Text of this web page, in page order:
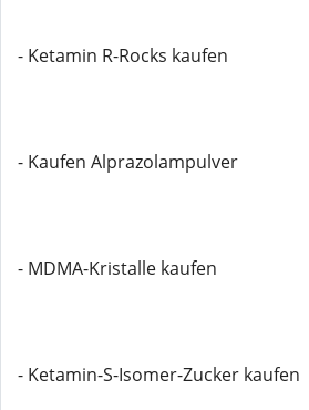
- Ketamin R-Rocks kaufen
- Kaufen Alprazolampulver
- MDMA-Kristalle kaufen
- Ketamin-S-Isomer-Zucker kaufen